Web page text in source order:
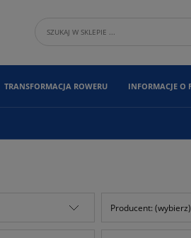
TRANSFORMACJA ROWERU INFORMACJE O
Producent: (wybierz)